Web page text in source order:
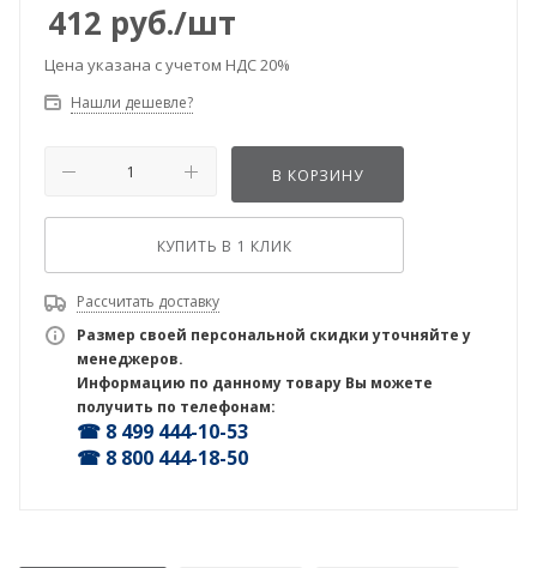
412 руб./шт
Цена указана с учетом НДС 20%
Нашли дешевле?
В КОРЗИНУ
КУПИТЬ В 1 КЛИК
Рассчитать доставку
Размер своей персональной скидки уточняйте у
менеджеров.
Информацию по данному товару Вы можете
получить по телефонам:
☎ 8 499 444-10-53
☎ 8 800 444-18-50